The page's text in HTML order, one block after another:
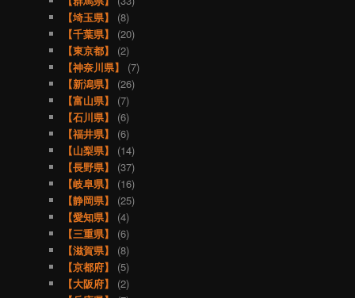
【埼玉県】
(8)
【千葉県】
(20)
【東京都】
(2)
【神奈川県】
(7)
【新潟県】
(26)
【富山県】
(7)
【石川県】
(6)
【福井県】
(6)
【山梨県】
(14)
【長野県】
(37)
【岐阜県】
(16)
【静岡県】
(25)
【愛知県】
(4)
【三重県】
(6)
【滋賀県】
(8)
【京都府】
(5)
【大阪府】
(2)